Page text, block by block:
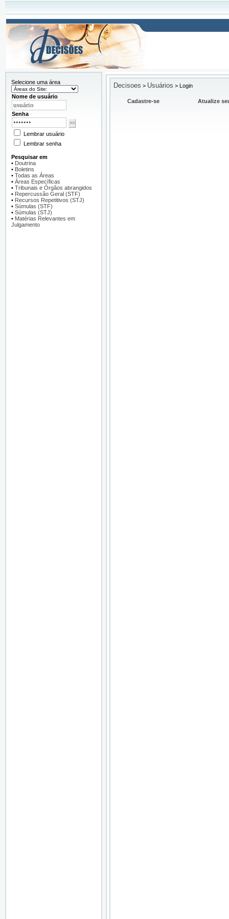
Selecione uma área
Nome de usuário
Senha
Lembrar usuário
Lembrar senha
Pesquisar em
• Doutrina
• Boletins
• Todas as Áreas
• Áreas Específicas
• Tribunais e Órgãos abrangidos
• Repercussão Geral (STF)
• Recursos Repetitivos (STJ)
• Súmulas (STF)
• Súmulas (STJ)
• Matérias Relevantes em
Julgamento
Decisoes > Usuários > Login
Cadastre-se Atualize